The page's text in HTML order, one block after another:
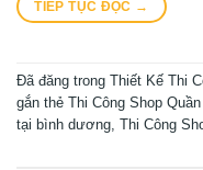
TIẾP TỤC ĐỌC →
Đã đăng trong Thiết Kế Thi
gắn thẻ Thi Công Shop
tại bình dương, Thi Công